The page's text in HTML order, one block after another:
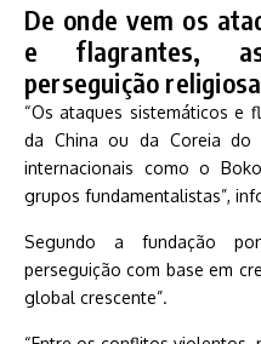
De onde vem os
e flagrantes,
perseguição
“Os ataques sistemáticos e
da China ou da Coreia
internacionais como o
grupos fundamentalistas”,
Segundo a fundação
perseguição com base em
global crescente”.